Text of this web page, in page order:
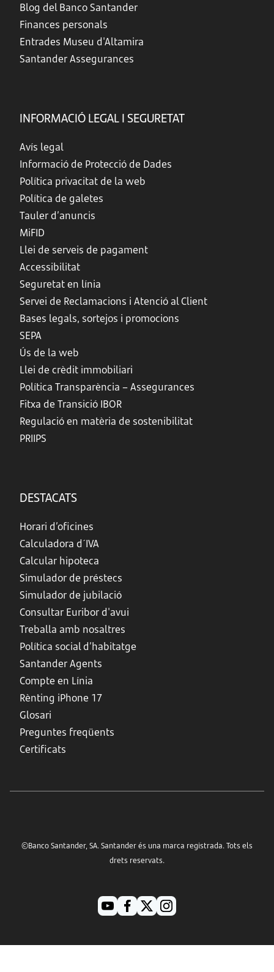
Blog del Banco Santander
Finances personals
Entrades Museu d'Altamira
Santander Assegurances
INFORMACIÓ LEGAL I SEGURETAT
Avís legal
Informació de Protecció de Dades
Política privacitat de la web
Política de galetes
Tauler d’anuncis
MiFID
Llei de serveis de pagament
Accessibilitat
Seguretat en línia
Servei de Reclamacions i Atenció al Client
Bases legals, sortejos i promocions
SEPA
Ús de la web
Llei de crèdit immobiliari
Política Transparència – Assegurances
Fitxa de Transició IBOR
Regulació en matèria de sostenibilitat
PRIIPS
DESTACATS
Horari d’oficines
Calculadora d´IVA
Calcular hipoteca
Simulador de préstecs
Simulador de jubilació
Consultar Euribor d'avui
Treballa amb nosaltres
Política social d’habitatge
Santander Agents
Compte en Línia
Rènting iPhone 17
Glosari
Preguntes freqüents
Certificats
©Banco Santander, SA. Santander és una marca registrada. Tots els
drets reservats.